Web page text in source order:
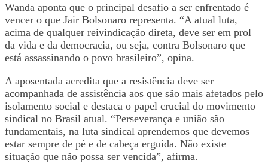
Wanda aponta que o principal desafio a ser enfrentado é
vencer o que Jair Bolsonaro representa. “A atual luta,
acima de qualquer reivindicação direta, deve ser em prol
da vida e da democracia, ou seja, contra Bolsonaro que
está assassinando o povo brasileiro”, opina.
A aposentada acredita que a resistência deve ser
acompanhada de assistência aos que são mais afetados pelo
isolamento social e destaca o papel crucial do movimento
sindical no Brasil atual. “Perseverança e união são
fundamentais, na luta sindical aprendemos que devemos
estar sempre de pé e de cabeça erguida. Não existe
situação que não possa ser vencida”, afirma.